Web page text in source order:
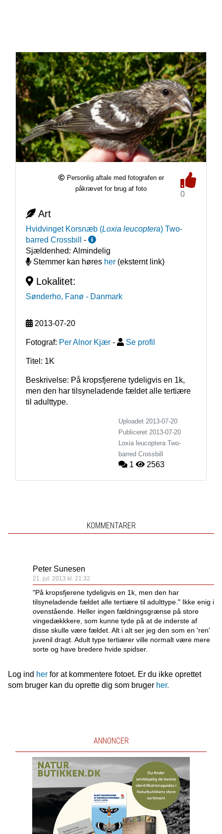
Personlig aftale med fotografen er
påkrævet for brug af foto
0
Art
Hvidvinget Korsnæb (Loxia leucoptera) Two-
barred Crossbill
-
Sjældenhed: Almindelig
Stemmer kan høres her(eksternt link)
Lokalitet:
Sønderho, Fanø - Danmark
2013-07-20
Fotograf: Per Alnor Kjær - Se profil
Titel: 1K
Beskrivelse: På kropsfjerene tydeligvis en 1k,
men den har tilsyneladende fældet alle tertiære
til adulttype.
Uploadet 2013-07-20
Publiceret 2013-07-20
Loxia leucoptera Two-
barred Crossbill
1 2563
KOMMENTARER
Peter Sunesen
21. jul. 2013 kl. 21:32
"På kropsfjerene tydeligvis en 1k, men den har
tilsyneladende fældet alle tertiære til adulttype." Ikke enig i
ovenstående. Heller ingen fældningsgrænse på store
vingedækkkere, som kunne tyde på at de inderste af
disse skulle være fældet. Alt i alt ser jeg den som en 'ren'
juvenil dragt. Adult type tertiærer ville normalt være mere
sorte og have bredere hvide spidser.
Log ind herfor at kommentere fotoet. Er du ikke oprettet
som bruger kan du oprette dig som bruger her.
ANNONCER